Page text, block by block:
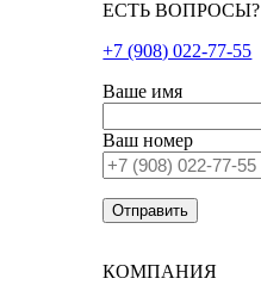
ЕСТЬ ВОПРОСЫ?
+7 (908) 022-77-55
Ваше имя
Ваш номер
КОМПАНИЯ